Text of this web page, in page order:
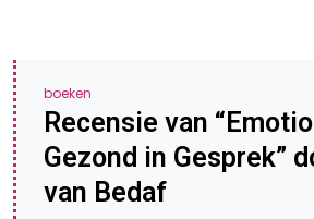
boeken
Recensie van
Gezond in Gesprek”
van Bedaf